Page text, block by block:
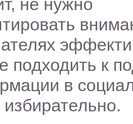
не нужно
подходить к
в
избирательно.